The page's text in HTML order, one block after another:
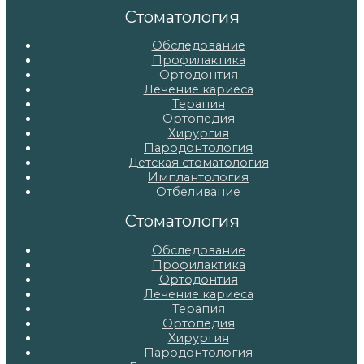
Стоматология
Обследование
Профилактика
Ортодонтия
Лечение кариеса
Терапия
Ортопедия
Хирургия
Пародонтология
Детская стоматология
Имплантология
Отбеливание
Стоматология
Обследование
Профилактика
Ортодонтия
Лечение кариеса
Терапия
Ортопедия
Хирургия
Пародонтология